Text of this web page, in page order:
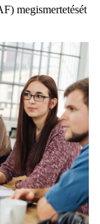
megismertetését